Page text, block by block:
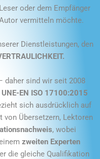
oder dem Empfänger
vermitteln möchte.
Dienstleistungen, den
daher sind wir seit 2008
EN ISO 17100:2015
sich ausdrücklich auf
von Übersetzern, Lektoren
, wobei
zweiten Experten
die gleiche Qualifikation